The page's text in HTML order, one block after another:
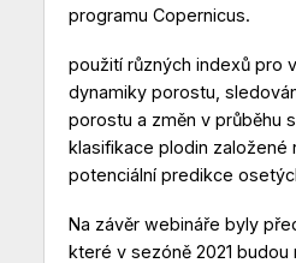
programu Copernicus.
použití různých indexů pro
dynamiky porostu,
porostu a změn v průběhu
klasifikace plodin založené
potenciální predikce
Na závěr webináře byly
které v sezóně 2021 budou